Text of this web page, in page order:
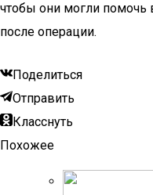
чтобы они могли помочь
после операции.
Поделиться
Отправить
Класснуть
Похожее